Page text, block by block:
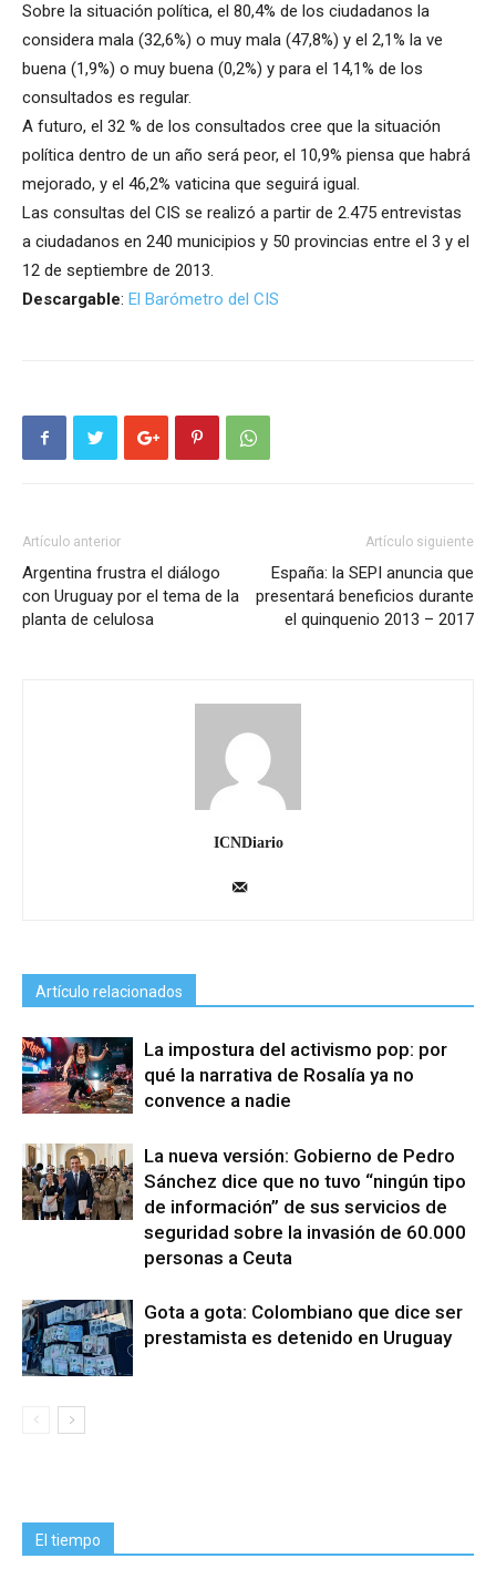
Sobre la situación política, el 80,4% de los ciudadanos la
considera mala (32,6%) o muy mala (47,8%) y el 2,1% la ve
buena (1,9%) o muy buena (0,2%) y para el 14,1% de los
consultados es regular.
A futuro, el 32 % de los consultados cree que la situación
política dentro de un año será peor, el 10,9% piensa que habrá
mejorado, y el 46,2% vaticina que seguirá igual.
Las consultas del CIS se realizó a partir de 2.475 entrevistas
a ciudadanos en 240 municipios y 50 provincias entre el 3 y el
12 de septiembre de 2013.
Descargable: El Barómetro del CIS
Artículo anterior
Argentina frustra el diálogo
con Uruguay por el tema de la
planta de celulosa
Artículo siguiente
España: la SEPI anuncia que
presentará beneficios durante
el quinquenio 2013 – 2017
ICNDiario
Artículo relacionados
La impostura del activismo pop: por
qué la narrativa de Rosalía ya no
convence a nadie
La nueva versión: Gobierno de Pedro
Sánchez dice que no tuvo “ningún tipo
de información” de sus servicios de
seguridad sobre la invasión de 60.000
personas a Ceuta
Gota a gota: Colombiano que dice ser
prestamista es detenido en Uruguay
El tiempo